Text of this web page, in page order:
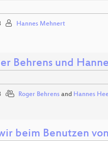
Hannes Mehnert
Behrens und
Roger Behrens and Hannes
beim Benutzen